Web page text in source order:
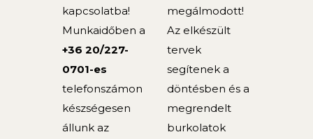
kapcsolatba!
Munkaidőben a
+36 20/227-
0701-es
telefonszámon
készségesen
állunk az
megálmodott!
Az elkészült
tervek
segítenek a
döntésben és a
megrendelt
burkolatok